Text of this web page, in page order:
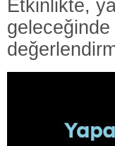
Etkinlikte,
geleceğinde